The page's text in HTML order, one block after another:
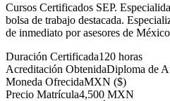
Cursos Certificados SEP.
bolsa de trabajo destacada.
de inmediato por asesores de México
Duración Certificada120 horas
Acreditación ObtenidaDiploma de
Moneda OfrecidaMXN ($)
Precio Matrícula4,500 MXN